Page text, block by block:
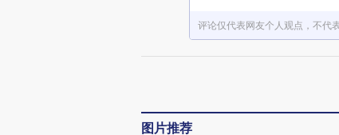
评论仅代表网友个人观点，不代
图片推荐